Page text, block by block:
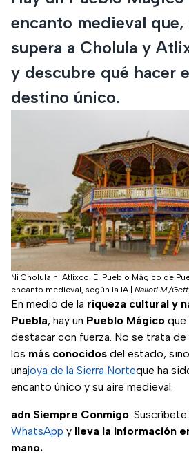
encanto medieval que,
supera a Cholula y
y descubre qué hacer
destino único.
Ni Cholula ni Atlixco: El Pueblo Mágico de
encanto medieval, según la IA
Nailotl M./
En medio de la riqueza cultural y
Puebla, hay un Pueblo Mágico que
destacar con fuerza. No se trata
los más conocidos del estado,
unajoya de la Sierra Norteque ha
encanto único y su aire medieval.
adn Siempre Conmigo.
WhatsApp y lleva la información
mano.